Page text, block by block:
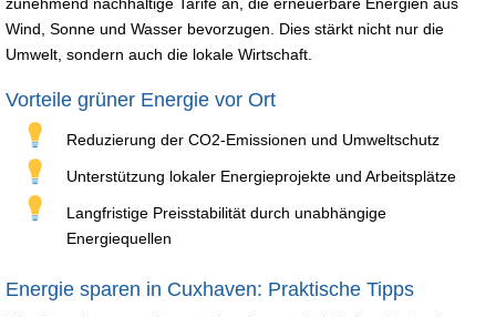
Wind, Sonne und Wasser bevorzugen. Dies stärkt nicht nur die
Umwelt, sondern auch die lokale Wirtschaft.
Vorteile grüner Energie vor Ort
Reduzierung der CO2-Emissionen und Umweltschutz
Unterstützung lokaler Energieprojekte und Arbeitsplätze
Langfristige Preisstabilität durch unabhängige
Energiequellen
Energie sparen in Cuxhaven: Praktische Tipps